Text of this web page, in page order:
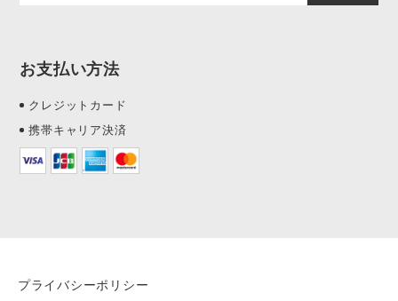
お支払い方法
クレジットカード
携帯キャリア決済
プライバシーポリシー